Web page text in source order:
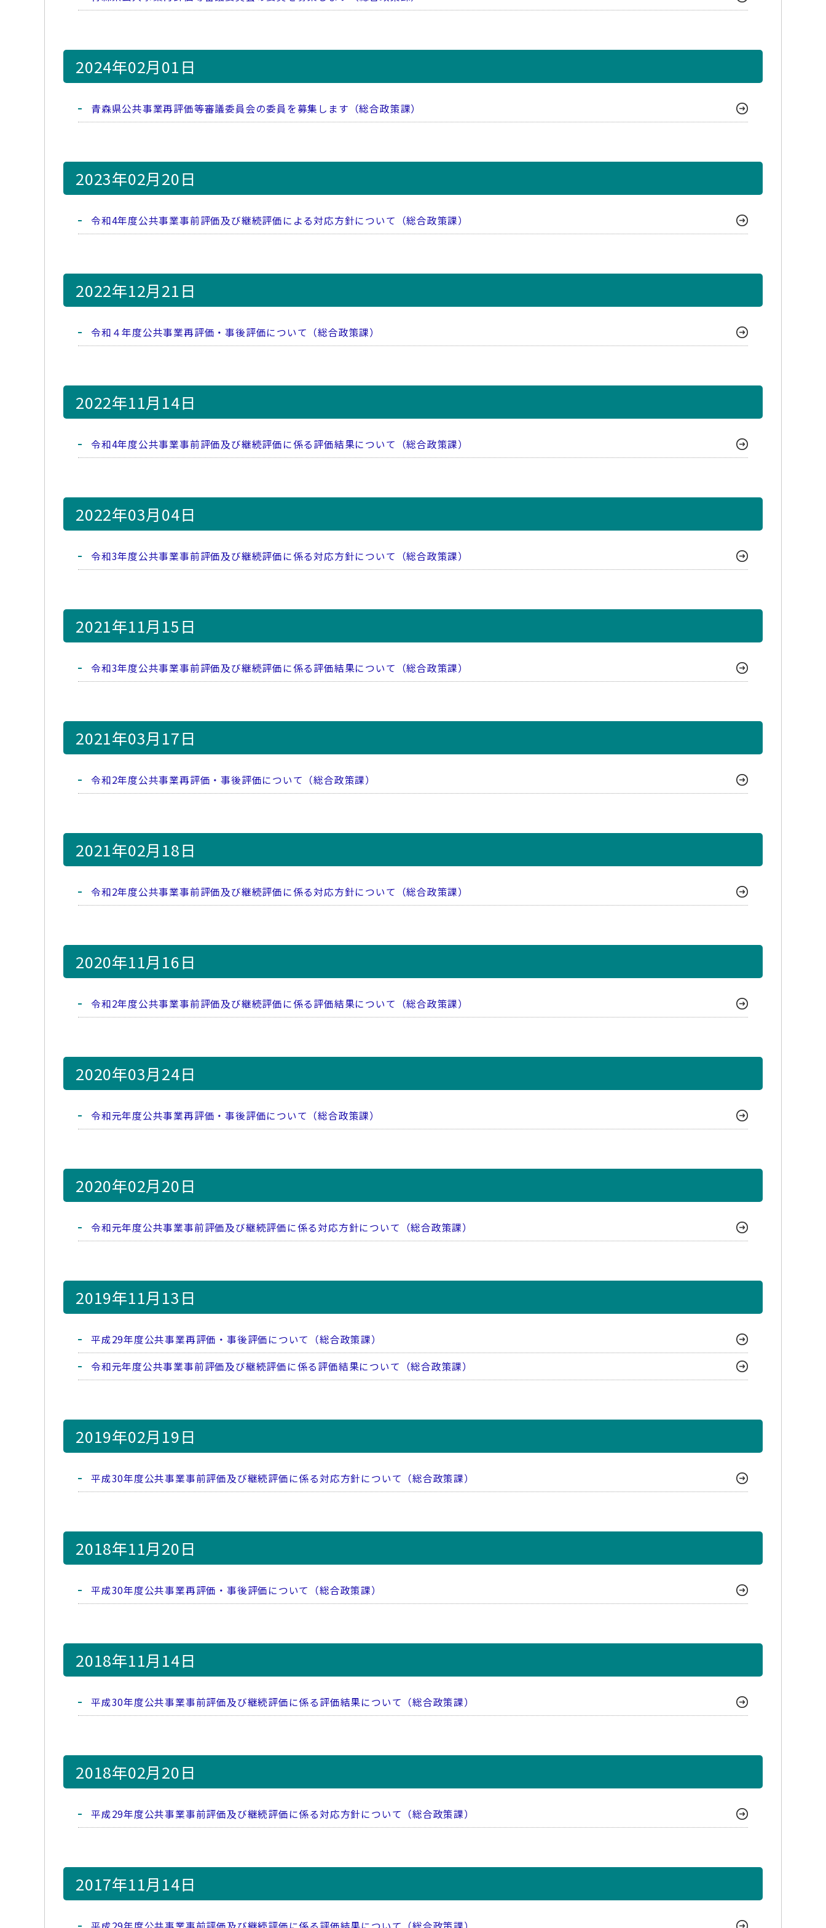
2024年02月01日
青森県公共事業再評価等審議委員会の委員を募集します（総合政策課）
2023年02月20日
令和4年度公共事業事前評価及び継続評価による対応方針について（総合政策課）
2022年12月21日
令和４年度公共事業再評価・事後評価について（総合政策課）
2022年11月14日
令和4年度公共事業事前評価及び継続評価に係る評価結果について（総合政策課）
2022年03月04日
令和3年度公共事業事前評価及び継続評価に係る対応方針について（総合政策課）
2021年11月15日
令和3年度公共事業事前評価及び継続評価に係る評価結果について（総合政策課）
2021年03月17日
令和2年度公共事業再評価・事後評価について（総合政策課）
2021年02月18日
令和2年度公共事業事前評価及び継続評価に係る対応方針について（総合政策課）
2020年11月16日
令和2年度公共事業事前評価及び継続評価に係る評価結果について（総合政策課）
2020年03月24日
令和元年度公共事業再評価・事後評価について（総合政策課）
2020年02月20日
令和元年度公共事業事前評価及び継続評価に係る対応方針について（総合政策課）
2019年11月13日
平成29年度公共事業再評価・事後評価について（総合政策課）
令和元年度公共事業事前評価及び継続評価に係る評価結果について（総合政策課）
2019年02月19日
平成30年度公共事業事前評価及び継続評価に係る対応方針について（総合政策課）
2018年11月20日
平成30年度公共事業再評価・事後評価について（総合政策課）
2018年11月14日
平成30年度公共事業事前評価及び継続評価に係る評価結果について（総合政策課）
2018年02月20日
平成29年度公共事業事前評価及び継続評価に係る対応方針について（総合政策課）
2017年11月14日